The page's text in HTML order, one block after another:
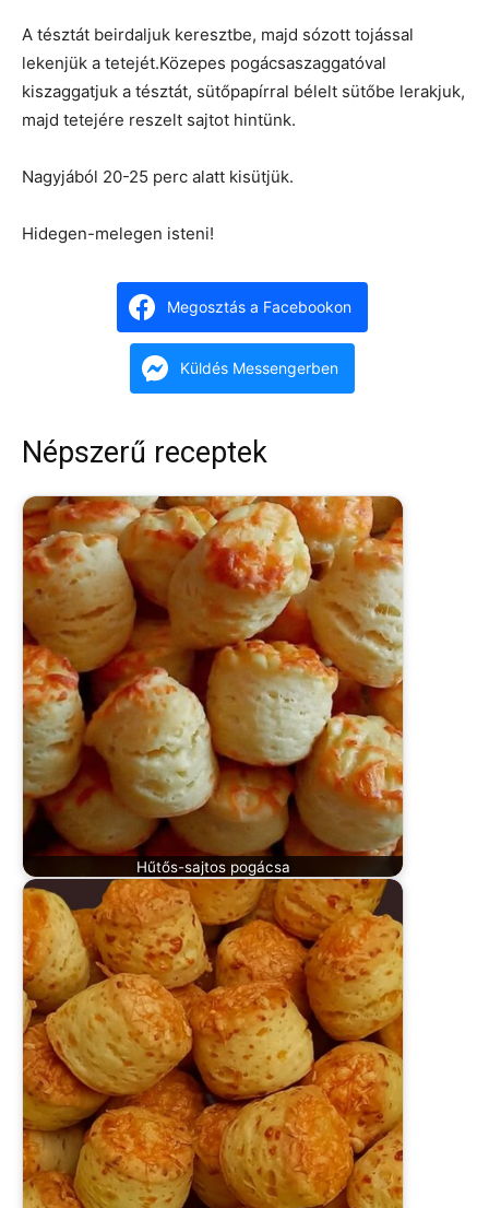
A tésztát beirdaljuk keresztbe, majd sózott tojással
lekenjük a tetejét.Közepes pogácsaszaggatóval
kiszaggatjuk a tésztát, sütőpapírral bélelt sütőbe lerakjuk,
majd tetejére reszelt sajtot hintünk.
Nagyjából 20-25 perc alatt kisütjük.
Hidegen-melegen isteni!
Megosztás a Facebookon
Küldés Messengerben
Népszerű receptek
Hűtős-sajtos pogácsa